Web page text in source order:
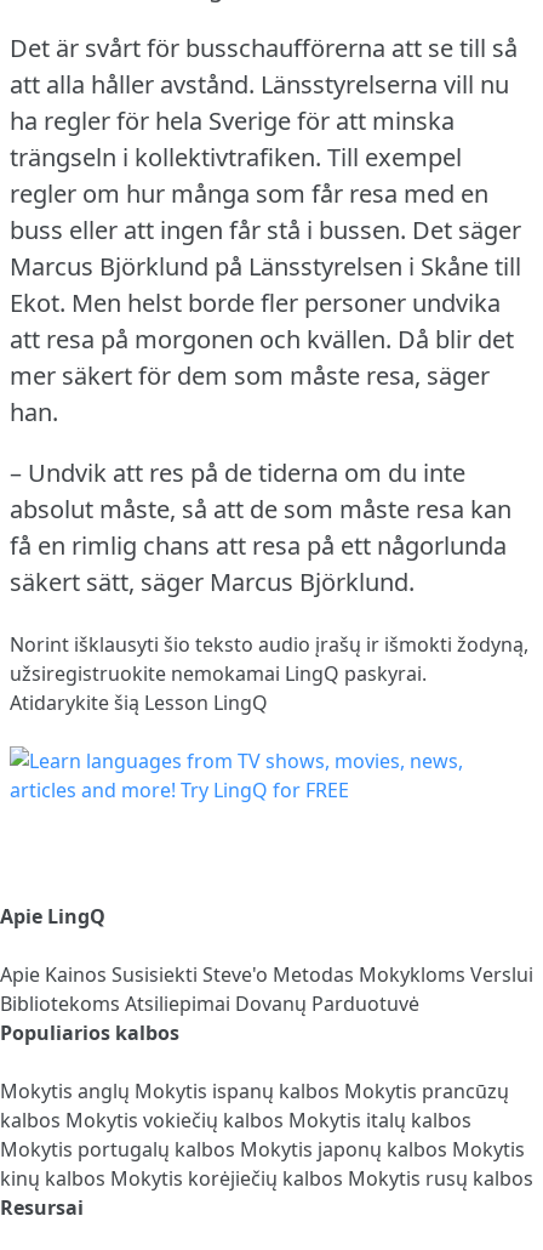
Det är svårt för busschaufförerna att se till så
att alla håller avstånd. Länsstyrelserna vill nu
ha regler för hela Sverige för att minska
trängseln i kollektivtrafiken. Till exempel
regler om hur många som får resa med en
buss eller att ingen får stå i bussen. Det säger
Marcus Björklund på Länsstyrelsen i Skåne till
Ekot. Men helst borde fler personer undvika
att resa på morgonen och kvällen. Då blir det
mer säkert för dem som måste resa, säger
han.
– Undvik att res på de tiderna om du inte
absolut måste, så att de som måste resa kan
få en rimlig chans att resa på ett någorlunda
säkert sätt, säger Marcus Björklund.
Norint išklausyti šio teksto audio įrašų ir išmokti žodyną,
užsiregistruokite nemokamai LingQ paskyrai.
Atidarykite šią Lesson LingQ
Apie LingQ
Apie Kainos Susisiekti Steve'o Metodas Mokykloms Verslui
Bibliotekoms Atsiliepimai Dovanų Parduotuvė
Populiarios kalbos
Mokytis anglų Mokytis ispanų kalbos Mokytis prancūzų
kalbos Mokytis vokiečių kalbos Mokytis italų kalbos
Mokytis portugalų kalbos Mokytis japonų kalbos Mokytis
kinų kalbos Mokytis korėjiečių kalbos Mokytis rusų kalbos
Resursai